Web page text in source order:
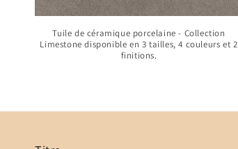
n Tuile de céramique porcelaine - Collection
Limestone disponible en 3 tailles, 4 couleurs et 2
finitions.